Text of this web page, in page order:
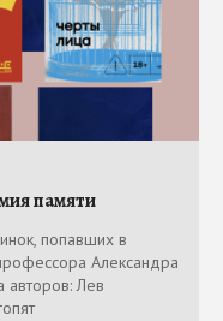
памяти
попавших в
Александра
авторов: Лев